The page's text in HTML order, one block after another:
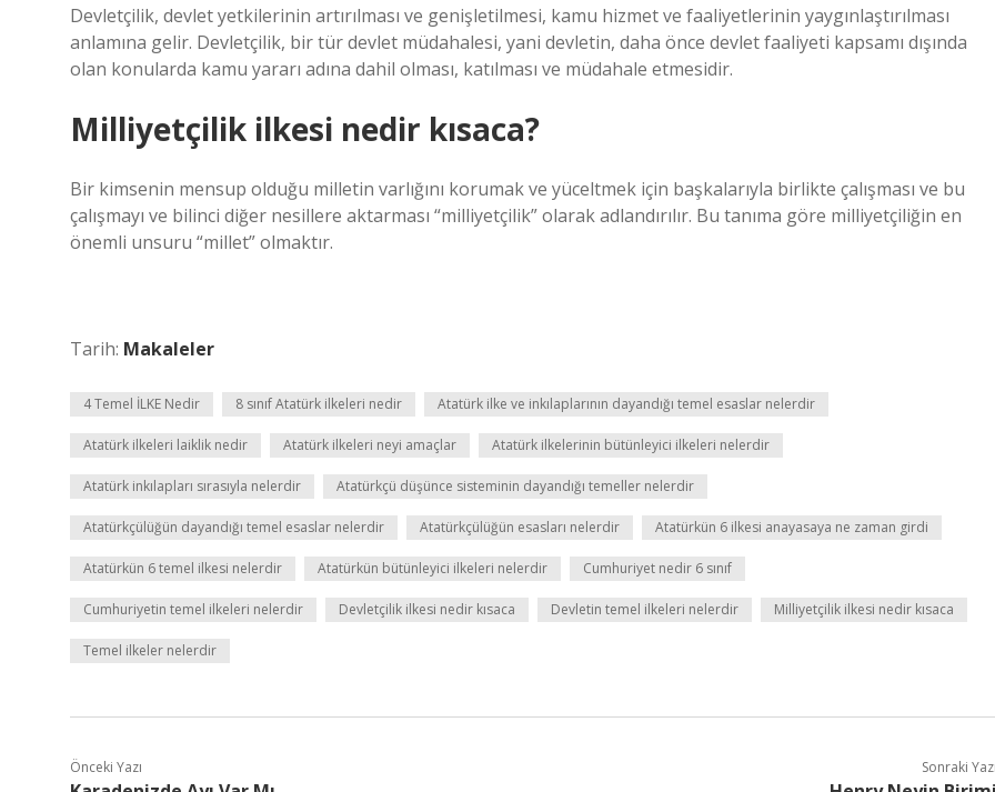
Devletçilik, devlet yetkilerinin artırılması ve genişletilmesi, kamu hizmet ve faaliyetlerinin yaygınlaştırılması
anlamına gelir. Devletçilik, bir tür devlet müdahalesi, yani devletin, daha önce devlet faaliyeti kapsamı dışında
olan konularda kamu yararı adına dahil olması, katılması ve müdahale etmesidir.
Milliyetçilik ilkesi nedir kısaca?
Bir kimsenin mensup olduğu milletin varlığını korumak ve yüceltmek için başkalarıyla birlikte çalışması ve bu
çalışmayı ve bilinci diğer nesillere aktarması “milliyetçilik” olarak adlandırılır. Bu tanıma göre milliyetçiliğin en
önemli unsuru “millet” olmaktır.
Tarih: Makaleler
4 Temel İLKE Nedir 8 sınıf Atatürk ilkeleri nedir Atatürk ilke ve inkılaplarının dayandığı temel esaslar nelerdir
Atatürk ilkeleri laiklik nedir Atatürk ilkeleri neyi amaçlar Atatürk ilkelerinin bütünleyici ilkeleri nelerdir
Atatürk inkılapları sırasıyla nelerdir Atatürkçü düşünce sisteminin dayandığı temeller nelerdir
Atatürkçülüğün dayandığı temel esaslar nelerdir Atatürkçülüğün esasları nelerdir Atatürkün 6 ilkesi anayasaya ne zaman girdi
Atatürkün 6 temel ilkesi nelerdir Atatürkün bütünleyici ilkeleri nelerdir Cumhuriyet nedir 6 sınıf
Cumhuriyetin temel ilkeleri nelerdir Devletçilik ilkesi nedir kısaca Devletin temel ilkeleri nelerdir Milliyetçilik ilkesi nedir kısaca
Temel ilkeler nelerdir
Önceki Yazı Sonraki Yazı